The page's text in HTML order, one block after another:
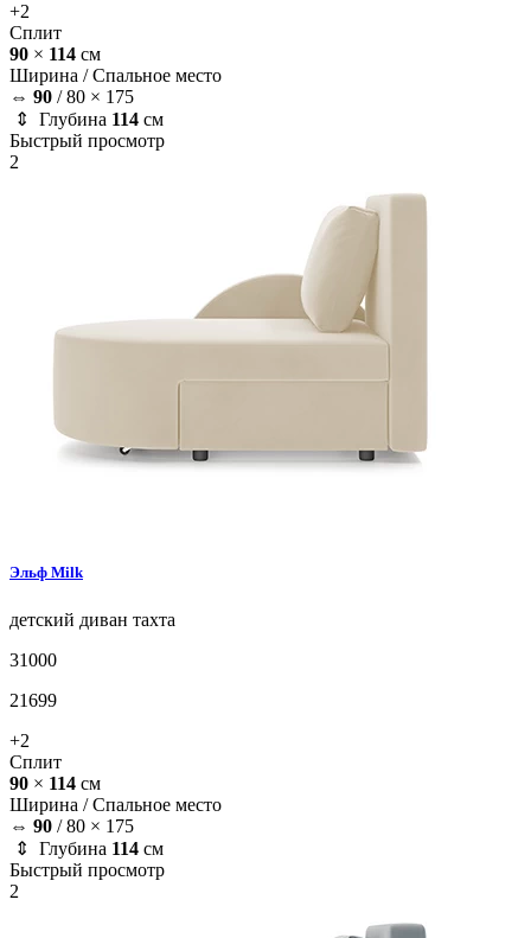
+2
Сплит
90 × 114 см
Ширина /Спальное место
⇔ 90 /80 × 175
⇕ Глубина 114 см
Быстрый просмотр
2
Эльф Milk
детский диван тахта
31000
21699
+2
Сплит
90 × 114 см
Ширина /Спальное место
⇔ 90 /80 × 175
⇕ Глубина 114 см
Быстрый просмотр
2